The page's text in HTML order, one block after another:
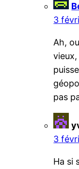
3
Ah,
pas
3
Ha si